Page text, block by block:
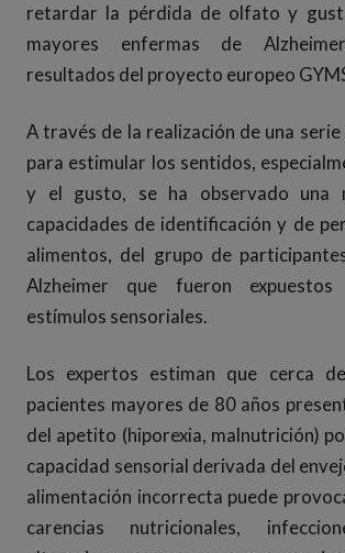
retardar la pérdida de olfato y
mayores enfermas de
resultados del proyecto europeo
A través de la realización de una
para estimular los sentidos,
y el gusto, se ha observado una
capacidades de identificación y de
alimentos, del grupo de
Alzheimer que fueron
estímulos sensoriales.
Los expertos estiman que cerca
pacientes mayores de 80 años
del apetito (hiporexia, malnutrición)
capacidad sensorial derivada del
alimentación incorrecta puede
carencias nutricionales,